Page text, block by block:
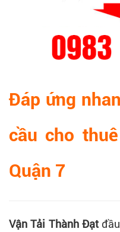
Đáp ứng
cầu cho
Quận 7
Vận Tải Thành Đạt